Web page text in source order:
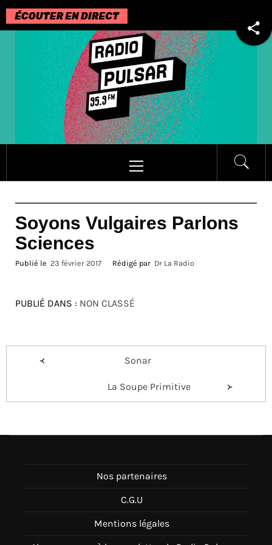
Passer
au
contenu
principal
Soyons Vulgaires Parlons
Sciences
Publié le 23 février 2017 Rédigé par Dr La Radio
PUBLIÉ DANS : NON CLASSÉ
Navigation
Sonar
La Soupe Primitive
Nos partenaires
C.G.U
Mentions légales